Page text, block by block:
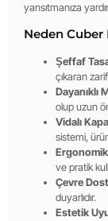
yansıtmanıza
Neden Cuber
Şeffaf
çıkaran
Dayanıklı
olup uzun
Vidalı
sistemi,
Ergonomik
ve pratik
Çevre
duyarlıdır.
Estetik